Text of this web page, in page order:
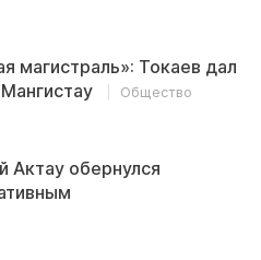
магистраль»: Токаев дал
Общество
Актау обернулся